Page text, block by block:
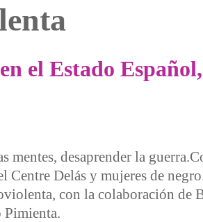
el Estado
mentes, desaprender la
Delás y mujeres de
con la colaboración de
Pimienta.